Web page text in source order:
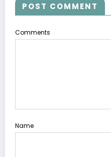
POST COMMENT
Comments
Name